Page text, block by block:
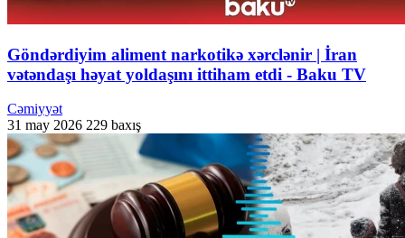
Göndərdiyim aliment narkotikə xərclənir | İran
vətəndaşı həyat yoldaşını ittiham etdi - Baku TV
Cəmiyyət
31 may 2026 229 baxış